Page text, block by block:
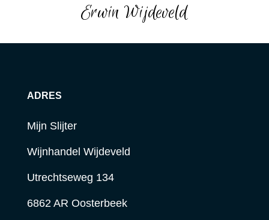
Erwin Wijdeveld
ADRES
Mijn Slijter
Wijnhandel Wijdeveld
Utrechtseweg 134
6862 AR Oosterbeek